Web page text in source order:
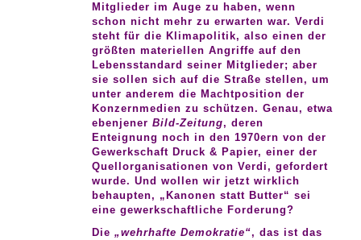
Mitglieder im Auge zu haben, wenn
schon nicht mehr zu erwarten war. Verdi
steht für die Klimapolitik, also einen der
größten materiellen Angriffe auf den
Lebensstandard seiner Mitglieder; aber
sie sollen sich auf die Straße stellen, um
unter anderem die Machtposition der
Konzernmedien zu schützen. Genau, etwa
ebenjenerBild-Zeitung, deren
Enteignung noch in den 1970ern von der
Gewerkschaft Druck & Papier, einer der
Quellorganisationen von Verdi, gefordert
wurde. Und wollen wir jetzt wirklich
behaupten, „Kanonen statt Butter“ sei
eine gewerkschaftliche Forderung?
Die„wehrhafte Demokratie“, das ist das